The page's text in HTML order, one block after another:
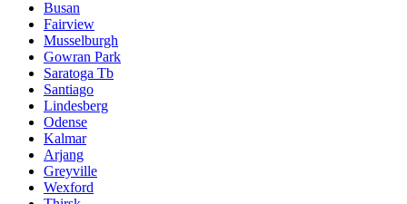
Busan
Fairview
Musselburgh
Gowran Park
Saratoga Tb
Santiago
Lindesberg
Odense
Kalmar
Arjang
Greyville
Wexford